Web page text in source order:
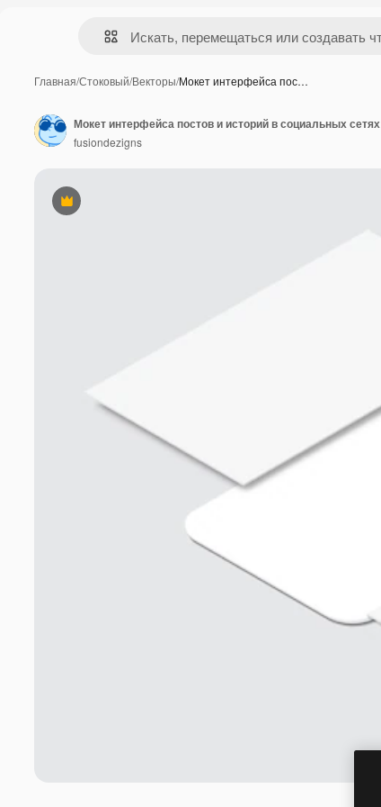
Главная/Стоковый/Векторы/Мокет интерфейса пос…
Премиум
fusiondezigns